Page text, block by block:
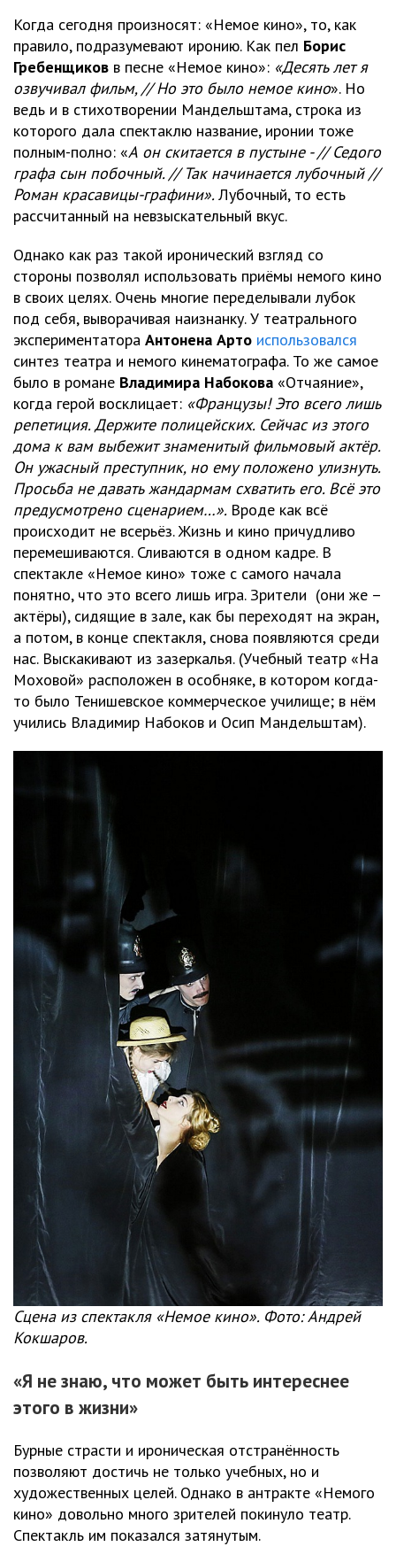
Когда сегодня произносят: «Немое кино», то, как
правило, подразумевают иронию. Как пел Борис
Гребенщиков в песне «Немое кино»: «Десять лет я
озвучивал фильм, // Но это было немое кино». Но
ведь и в стихотворении Мандельштама, строка из
которого дала спектаклю название, иронии тоже
полным-полно: «А он скитается в пустыне - // Седого
графа сын побочный. // Так начинается лубочный //
Роман красавицы-графини».Лубочный, то есть
рассчитанный на невзыскательный вкус.
Однако как раз такой иронический взгляд со
стороны позволял использовать приёмы немого кино
в своих целях. Очень многие переделывали лубок
под себя, выворачивая наизнанку. У театрального
экспериментатора Антонена Арто использовался
синтез театра и немого кинематографа. То же самое
было в романе Владимира Набокова «Отчаяние»,
когда герой восклицает: «Французы! Это всего лишь
репетиция. Держите полицейских. Сейчас из этого
дома к вам выбежит знаменитый фильмовый актёр.
Он ужасный преступник, но ему положено улизнуть.
Просьба не давать жандармам схватить его. Всё это
предусмотрено сценарием…». Вроде как всё
происходит не всерьёз. Жизнь и кино причудливо
перемешиваются. Сливаются в одном кадре. В
спектакле «Немое кино» тоже с самого начала
понятно, что это всего лишь игра. Зрители (они же –
актёры), сидящие в зале, как бы переходят на экран,
а потом, в конце спектакля, снова появляются среди
нас. Выскакивают из зазеркалья. (Учебный театр «На
Моховой» расположен в особняке, в котором когда-
то было Тенишевское коммерческое училище; в нём
учились Владимир Набоков и Осип Мандельштам).
Сцена из спектакля «Немое кино». Фото: Андрей
Кокшаров.
«Я не знаю, что может быть интереснее
этого в жизни»
Бурные страсти и ироническая отстранённость
позволяют достичь не только учебных, но и
художественных целей. Однако в антракте «Немого
кино» довольно много зрителей покинуло театр.
Спектакль им показался затянутым.